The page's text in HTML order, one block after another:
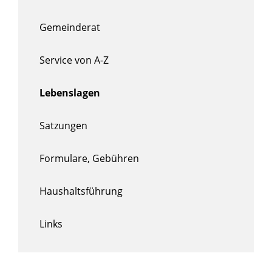
Gemeinderat
Service von A-Z
Lebenslagen
Satzungen
Formulare, Gebühren
Haushaltsführung
Links